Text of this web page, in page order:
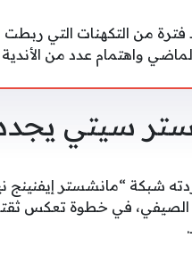
فترة من التكهنات التي
واهتمام عدد من
سيتي
شبكة “مانشستر إيفنينج
الصيفي، في خطوة تعكس